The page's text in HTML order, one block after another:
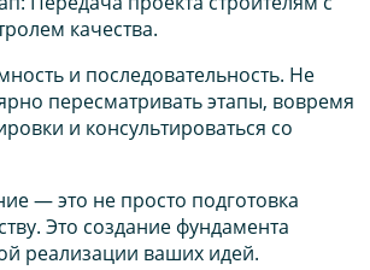
качества.
и последовательность. Не
пересматривать этапы, вовремя
и консультироваться со
— это не просто подготовка
Это создание фундамента
реализации ваших идей.